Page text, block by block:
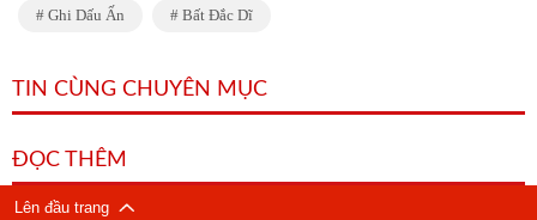
Ghi Dấu Ấn Bất Đắc Dĩ
TIN CÙNG CHUYÊN MỤC
ĐỌC THÊM
Lên đầu trang